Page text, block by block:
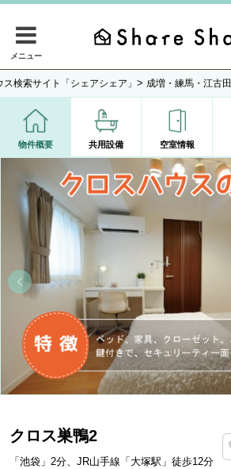
メニュー
検索サイト「シェアシェア」 > 成増・練馬・江古田
物件概要 共用設備 空室情報
クロス巣鴨2
「池袋」2分、JR山手線「大塚駅」徒歩12分